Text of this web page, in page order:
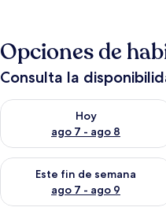
Opciones de
Consulta la
Hoy
ago 7 - ago 8
Consulta la disponibilidad
Este fin de semana
ago 7 - ago 9
Consulta la disponibilidad